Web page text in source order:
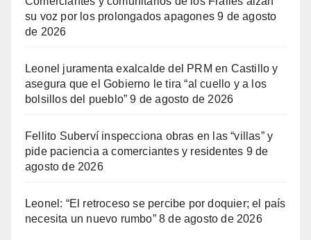
su voz por los prolongados apagones 9 de agosto
de 2026
Leonel juramenta exalcalde del PRM en Castillo y
asegura que el Gobierno le tira “al cuello y a los
bolsillos del pueblo” 9 de agosto de 2026
Fellito Suberví inspecciona obras en las “villas” y
pide paciencia a comerciantes y residentes 9 de
agosto de 2026
Leonel: “El retroceso se percibe por doquier; el país
necesita un nuevo rumbo” 8 de agosto de 2026